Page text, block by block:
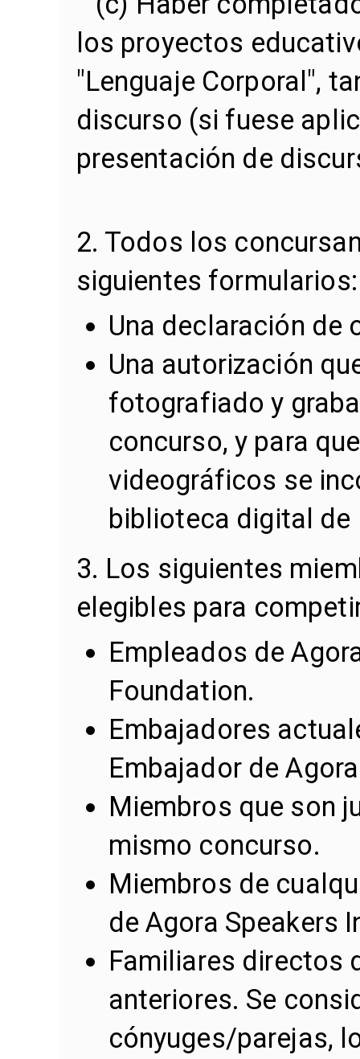
los proyectos
"Lenguaje Corporal",
discurso (si fuese
presentación de
2. Todos los
siguientes formularios:
Una declaración de
Una autorización
fotografiado y
concurso, y para
videográficos se
biblioteca digital de
3. Los siguientes
elegibles para
Empleados de
Foundation.
Embajadores
Embajador de
Miembros que son
mismo concurso.
Miembros de
de Agora Speakers
Familiares directos
anteriores. Se
cónyuges/parejas,